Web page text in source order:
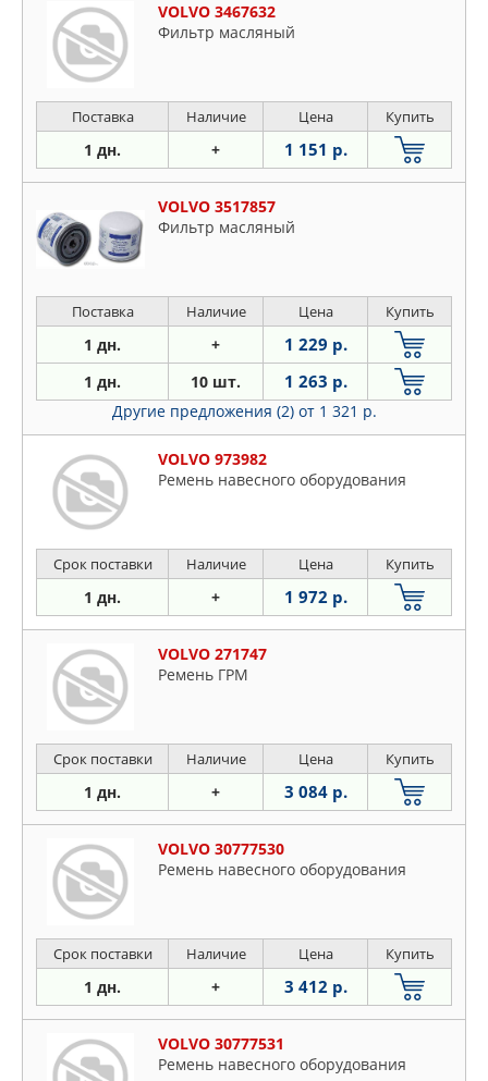
VOLVO 3467632
Фильтр масляный
Поставка Наличие Цена Купить
1 дн. + 1 151 р.
VOLVO 3517857
Фильтр масляный
Поставка Наличие Цена Купить
1 дн. + 1 229 р.
1 дн. 10 шт. 1 263 р.
Другие предложения (2) от 1 321 р.
VOLVO 973982
Ремень навесного оборудования
Срок поставки Наличие Цена Купить
1 дн. + 1 972 р.
VOLVO 271747
Ремень ГРМ
Срок поставки Наличие Цена Купить
1 дн. + 3 084 р.
VOLVO 30777530
Ремень навесного оборудования
Срок поставки Наличие Цена Купить
1 дн. + 3 412 р.
VOLVO 30777531
Ремень навесного оборудования